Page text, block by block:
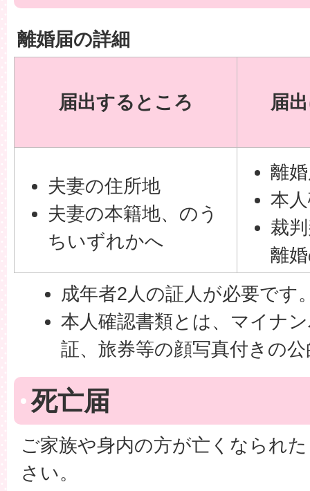
離婚届の詳細
届出するところ 届
夫妻の住所地
夫妻の本籍地、のう
ちいずれかへ
離
本
裁
離
成年者2人の証人が必要です
本人確認書類とは、マイナ
証、旅券等の顔写真付きの
死亡届
ご家族や身内の方が亡くなられ
さい。